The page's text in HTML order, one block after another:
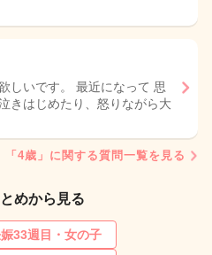
しいです。 最近になって 思
きはじめたり、怒りながら大
「4歳」に関する質問一覧を見る
めから見る
33週目・女の子